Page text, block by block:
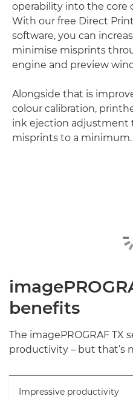
operability into the core
With our free Direct
software, you can
minimise misprints
engine and preview
Alongside that is
colour calibration,
ink ejection adjustment
misprints to a minimum.
benefits
The imagePROGRAF TX
productivity – but that’s
Impressive productivity